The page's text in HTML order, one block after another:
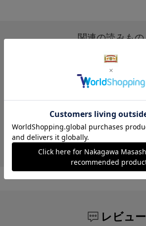
関連の読みもの
紙の可能性を探求した「紙
器具」
レビュー